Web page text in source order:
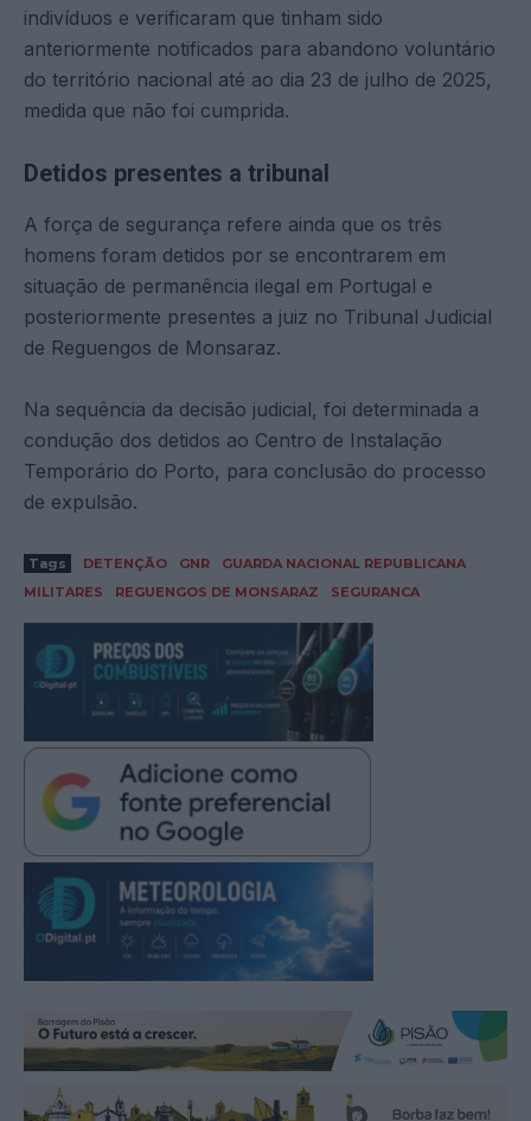
indivíduos e verificaram que tinham sido
anteriormente notificados para abandono voluntário
do território nacional até ao dia 23 de julho de 2025,
medida que não foi cumprida.
Detidos presentes a tribunal
A força de segurança refere ainda que os três
homens foram detidos por se encontrarem em
situação de permanência ilegal em Portugal e
posteriormente presentes a juiz no Tribunal Judicial
de Reguengos de Monsaraz.
Na sequência da decisão judicial, foi determinada a
condução dos detidos ao Centro de Instalação
Temporário do Porto, para conclusão do processo
de expulsão.
Tags DETENÇÃO GNR
GUARDA NACIONAL REPUBLICANA
MILITARES
REGUENGOS DE MONSARAZ SEGURANCA